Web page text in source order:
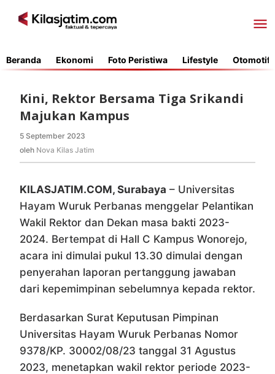
Beranda Ekonomi Foto Peristiwa Lifestyle Otomotif
Kini, Rektor Bersama Tiga Srikandi
Majukan Kampus
5 September 2023
Nova
oleh Nova Kilas Jatim
KILASJATIM.COM, Surabaya – Universitas
Hayam Wuruk Perbanas menggelar Pelantikan
Wakil Rektor dan Dekan masa bakti 2023-
2024. Bertempat di Hall C Kampus Wonorejo,
acara ini dimulai pukul 13.30 dimulai dengan
penyerahan laporan pertanggung jawaban
dari kepemimpinan sebelumnya kepada rektor.
Berdasarkan Surat Keputusan Pimpinan
Universitas Hayam Wuruk Perbanas Nomor
9378/KP. 30002/08/23 tanggal 31 Agustus
2023, menetapkan wakil rektor periode 2023-